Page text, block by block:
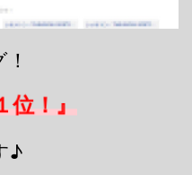
！』
♪